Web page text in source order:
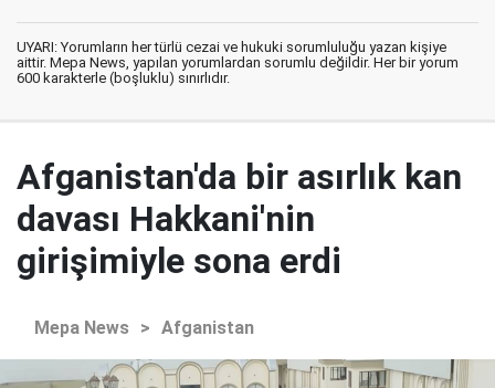
UYARI: Yorumların her türlü cezai ve hukuki sorumluluğu yazan kişiye
aittir. Mepa News, yapılan yorumlardan sorumlu değildir. Her bir yorum
600 karakterle (boşluklu) sınırlıdır.
Afganistan'da bir asırlık kan
davası Hakkani'nin
girişimiyle sona erdi
Mepa News > Afganistan